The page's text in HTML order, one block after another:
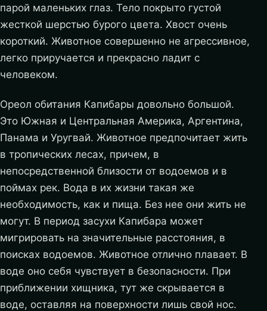
парой маленьких глаз. Тело покрыто густой
жесткой шерстью бурого цвета. Хвост очень
короткий. Животное совершенно не агрессивное,
легко приручается и прекрасно ладит с
человеком.
Ореол обитания Капибары довольно большой.
Это Южная и Центральная Америка, Аргентина,
Панама и Уругвай. Животное предпочитает жить
в тропических лесах, причем, в
непосредственной близости от водоемов и в
поймах рек. Вода в их жизни такая же
необходимость, как и пища. Без нее они жить не
могут. В период засухи Капибара может
мигрировать на значительные расстояния, в
поисках водоемов. Животное отлично плавает. В
воде оно себя чувствует в безопасности. При
приближении хищника, тут же скрывается в
воде, оставляя на поверхности лишь свой нос.